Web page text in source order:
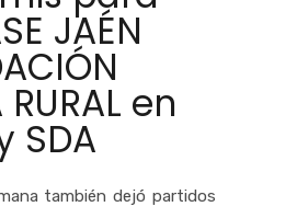
JAÉN
en
SDA
también dejó partidos